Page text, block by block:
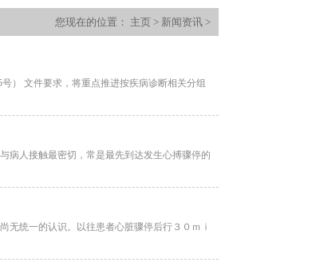
您现在的位置： 主页 > 新闻资讯 >
） 文件要求，将重点推进按疾病诊断相关分组
病人接触最密切，常是最先到达发生心搏骤停的
无统一的认识。以往患者心脏骤停后行３０ｍｉ